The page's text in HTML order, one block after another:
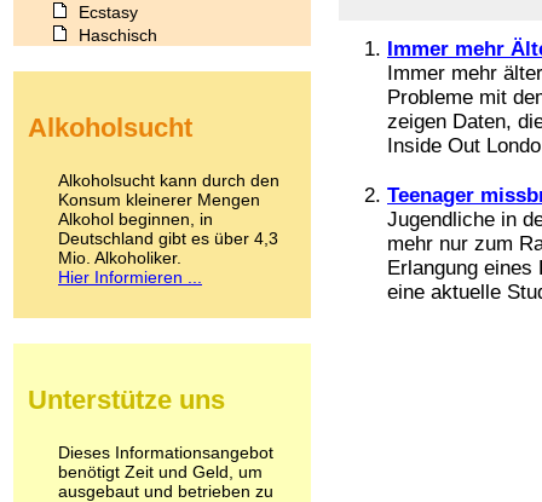
Immer mehr
Immer mehr
Probleme mit
zeigen Daten,
Inside Out
Teenager
Jugendliche in
mehr nur zum
Erlangung
eine aktuelle
Ecstasy
Haschisch
Kokain
LSD
Marihuana
Medikamente
Meskalin
Metamphetamin
Methadon
Pilze
Psychopharmaka
Schlafmittel
Schmerzmittel
Alkoholsucht
Alkoholsucht kann durch den
Konsum kleinerer Mengen
Alkohol beginnen, in
Deutschland gibt es über 4,3
Mio. Alkoholiker.
Hier Informieren ...
Unterstütze uns
Dieses Informationsangebot
benötigt Zeit und Geld, um
ausgebaut und betrieben zu